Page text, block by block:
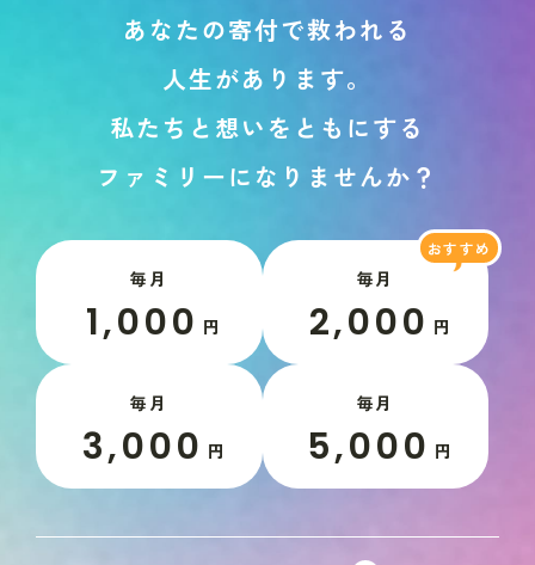
あ な たの寄付で救われ る
人生があ り ま す。
私た ち と 想い を と も にする
フ ァ ミ リ ーに な り ま せんか ？
毎月
1,000 円
毎月
2,000 円
毎月
3,000 円
毎月
5,000 円